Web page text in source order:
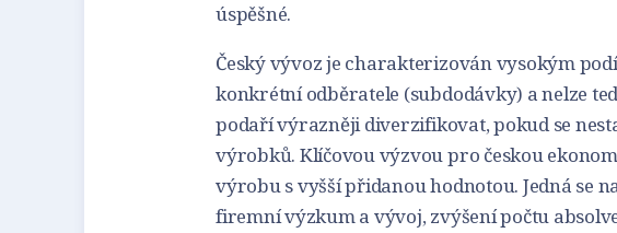
úspěšné.
Český vývoz je charakterizován vysokým
konkrétní odběratele (subdodávky) a nelze
podaří výrazněji diverzifikovat, pokud se
výrobků. Klíčovou výzvou pro českou
výrobu s vyšší přidanou hodnotou. Jedná se
firemní výzkum a vývoj, zvýšení počtu